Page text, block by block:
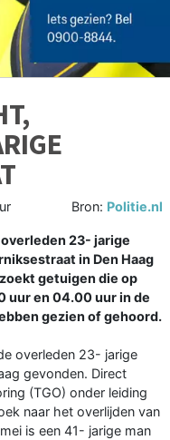
Bron: Politie.nl
overleden 23- jarige
in Den Haag
getuigen die op
uur en 04.00 uur in de
gezien of gehoord.
overleden 23- jarige
gevonden. Direct
(TGO) onder leiding
naar het overlijden van
is een 41- jarige man